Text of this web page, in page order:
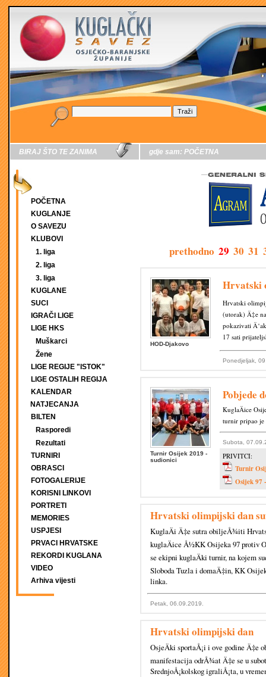
BIRAJ ŠTO TE ZANIMA
POČETNA
KUGLANJE
O SAVEZU
KLUBOVI
1. liga
2. liga
3. liga
KUGLANE
SUCI
IGRAČI LIGE
LIGE HKS
Muškarci
Žene
LIGE REGIJE "ISTOK"
LIGE OSTALIH REGIJA
KALENDAR
NATJECANJA
BILTEN
Rasporedi
Rezultati
TURNIRI
OBRASCI
FOTOGALERIJE
KORISNI LINKOVI
PORTRETI
MEMORIES
USPJESI
PRVACI HRVATSKE
REKORDI KUGLANA
VIDEO
Arhiva vijesti
gdje sam: POČETNA
prethodno 29 30 31
HOD-Djakovo
Hrvatski
Hrvatski
(utorak) Ä‡e
pokazivati
17 sati
Ponedjeljak,
Turnir Osijek 2019 -
sudionici
Pobjede
KuglaÄice
turnir pripao
Subota,
PRIVITCI:
Turnir
Osijek 97
Hrvatski olimpijski dan
KuglaÄi Ä‡e sutra obiljeÅ¾iti
kuglaÄice Å½KK Osijeka 97 protiv
se ekipni kuglaÄki turnir, na kojem
Sloboda Tuzla i domaÄ‡in, KK
linka.
Petak, 06.09.2019.
Hrvatski olimpijski dan
OsjeÄki sportaÅ¡i i ove godine
manifestacija odrÅ¾at Ä‡e se u
SrednjoÅ¡kolskog igraliÅ¡ta, u